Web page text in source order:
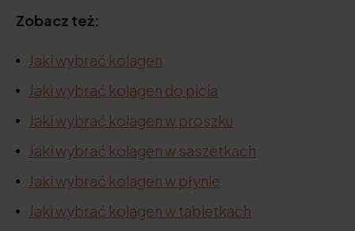
Zobacz też:
Jaki wybrać kolagen
Jaki wybrać kolagen do picia
Jaki wybrać kolagen w proszku
Jaki wybrać kolagen w saszetkach
Jaki wybrać kolagen w płynie
Jaki wybrać kolagen w tabletkach